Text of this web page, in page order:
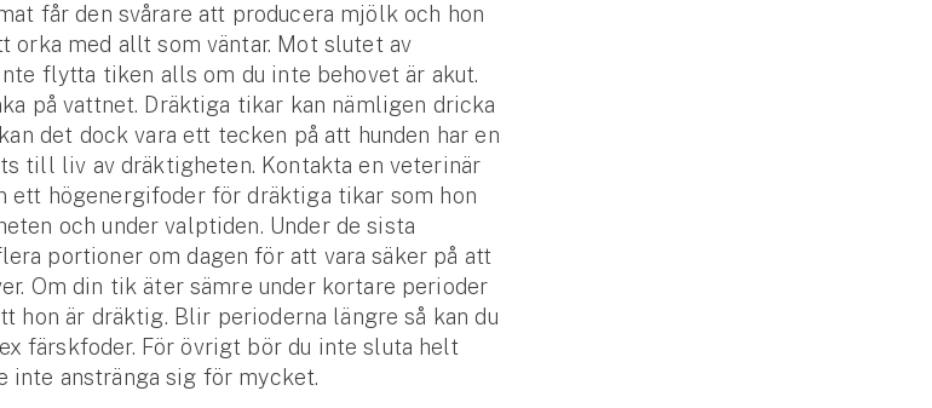
Se alla försäkringar
får den svårare att producera mjölk och hon
orka med allt som väntar. Mot slutet av
flytta tiken alls om du inte behovet är akut.
på vattnet. Dräktiga tikar kan nämligen dricka
det dock vara ett tecken på att hunden har en
till liv av dräktigheten. Kontakta en veterinär
ett högenergifoder för dräktiga tikar som hon
och under valptiden. Under de sista
portioner om dagen för att vara säker på att
Om din tik äter sämre under kortare perioder
hon är dräktig. Blir perioderna längre så kan du
färskfoder. För övrigt bör du inte sluta helt
inte anstränga sig för mycket.